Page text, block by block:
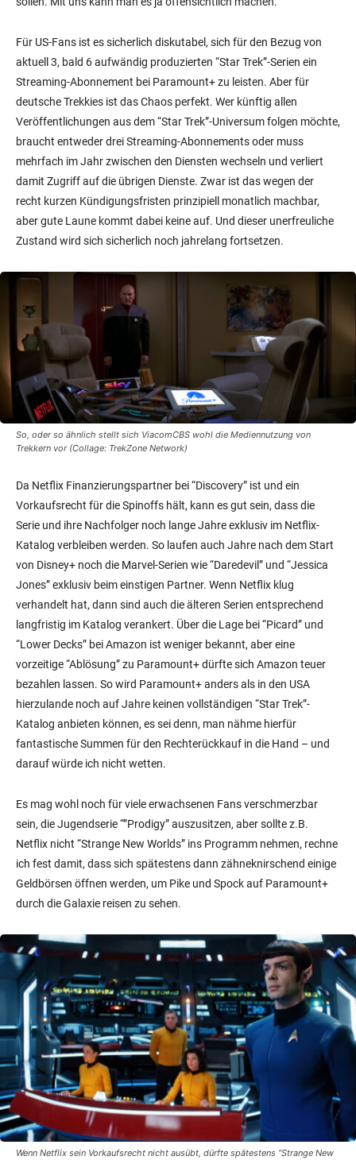
Für US-Fans ist es sicherlich diskutabel, sich für den Bezug von
aktuell 3, bald 6 aufwändig produzierten “Star Trek”-Serien ein
Streaming-Abonnement bei Paramount+ zu leisten. Aber für
deutsche Trekkies ist das Chaos perfekt. Wer künftig allen
Veröffentlichungen aus dem “Star Trek”-Universum folgen möchte,
braucht entweder drei Streaming-Abonnements oder muss
mehrfach im Jahr zwischen den Diensten wechseln und verliert
damit Zugriff auf die übrigen Dienste. Zwar ist das wegen der
recht kurzen Kündigungsfristen prinzipiell monatlich machbar,
aber gute Laune kommt dabei keine auf. Und dieser unerfreuliche
Zustand wird sich sicherlich noch jahrelang fortsetzen.
So, oder so ähnlich stellt sich ViacomCBS wohl die Mediennutzung von
Trekkern vor (Collage: TrekZone Network)
Da Netflix Finanzierungspartner bei “Discovery” ist und ein
Vorkaufsrecht für die Spinoffs hält, kann es gut sein, dass die
Serie und ihre Nachfolger noch lange Jahre exklusiv im Netflix-
Katalog verbleiben werden. So laufen auch Jahre nach dem Start
von Disney+ noch die Marvel-Serien wie “Daredevil” und “Jessica
Jones” exklusiv beim einstigen Partner. Wenn Netflix klug
verhandelt hat, dann sind auch die älteren Serien entsprechend
langfristig im Katalog verankert. Über die Lage bei “Picard” und
“Lower Decks” bei Amazon ist weniger bekannt, aber eine
vorzeitige “Ablösung” zu Paramount+ dürfte sich Amazon teuer
bezahlen lassen. So wird Paramount+ anders als in den USA
hierzulande noch auf Jahre keinen vollständigen “Star Trek”-
Katalog anbieten können, es sei denn, man nähme hierfür
fantastische Summen für den Rechterückkauf in die Hand – und
darauf würde ich nicht wetten.
Es mag wohl noch für viele erwachsenen Fans verschmerzbar
sein, die Jugendserie “”Prodigy” auszusitzen, aber sollte z.B.
Netflix nicht “Strange New Worlds” ins Programm nehmen, rechne
ich fest damit, dass sich spätestens dann zähneknirschend einige
Geldbörsen öffnen werden, um Pike und Spock auf Paramount+
durch die Galaxie reisen zu sehen.
Wenn Netflix sein Vorkaufsrecht nicht ausübt, dürfte spätestens “Strange New